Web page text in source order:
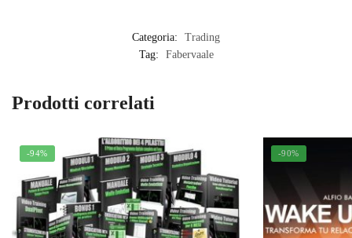
Categoria:
Trading
Tag:
Fabervaale
Prodotti correlati
-94% -90%